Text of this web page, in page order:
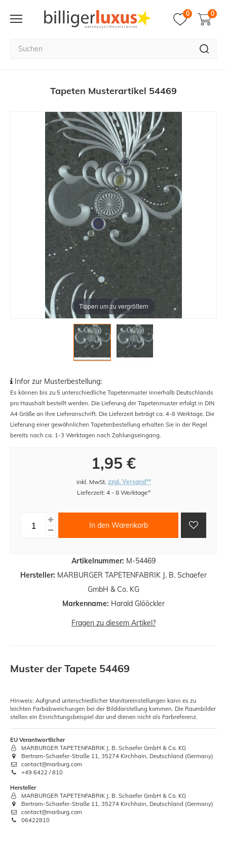
0 0
Tapeten Musterartikel 54469
Tippen um zu vergrößern
Artikelnummer: M-54469
Hersteller: MARBURGER TAPETENFABRIK J. B. Schaefer
GmbH & Co. KG
Markenname: Harald Glööckler
Infor zur Musterbestellung:
Es können bis zu 5 unterschiedliche Tapetenmuster innerhalb Deutschlands
pro Haushalt bestellt werden. Die Lieferung der Tapetenmuster erfolgt in DIN
A4 Größe an Ihre Lieferanschrift. Die Lieferzeit beträgt ca. 4-8 Werktage. Die
Lieferung einer gewöhnlichen Tapetenbestellung erhalten Sie in der Regel
bereits nach ca. 1-3 Werktagen nach Zahlungseingang.
1,95 €
inkl. MwSt. zzgl. Versand**
Lieferzeit: 4 - 8 Werktage*
In den Warenkorb
Fragen zu diesem Artikel?
Muster der Tapete 54469
Hinweis: Aufgrund unterschiedlicher Monitoreinstellungen kann es zu
leichten Farbabweichungen bei der Bilddarstellung kommen. Die Raumbilder
stellen ein Einrichtungsbeispiel dar und dienen nicht als Farbreferenz.
EU Verantwortlicher
MARBURGER TAPETENFABRIK J. B. Schaefer GmbH & Co. KG
Bertram-Schaefer-Straße 11, 35274 Kirchhain, Deutschland (Germany)
contact@marburg.com
+49 6422 / 810
Hersteller
MARBURGER TAPETENFABRIK J. B. Schaefer GmbH & Co. KG
Bertram-Schaefer-Straße 11, 35274 Kirchhain, Deutschland (Germany)
contact@marburg.com
06422810